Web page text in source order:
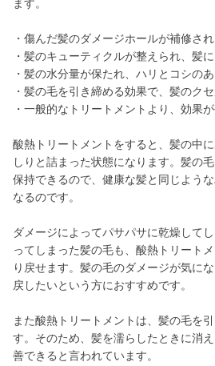
ます。
・傷んだ髪のダメージホールが補修され
・髪のキューティクルが整えられ、髪
・髪の水分量が保たれ、ハリとコシの
・髪の毛を引き締める効果で、髪のク
・一般的なトリートメントより、効果
酸熱トリートメントをすると、髪の中
しりと詰まった状態になります。髪の
保持できるので、健康な髪と同じよう
なるのです。
ダメージによってパサパサに乾燥して
ってしまった髪の毛も、酸熱トリート
り戻せます。髪の毛のダメージが気に
戻したいという方におすすめです。
また酸熱トリートメントは、髪の毛を
す。そのため、髪を濡らしたときに消
善できると言われています。